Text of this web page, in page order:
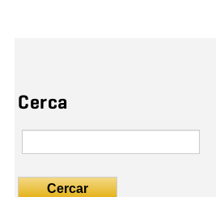
Cerca
Cercar